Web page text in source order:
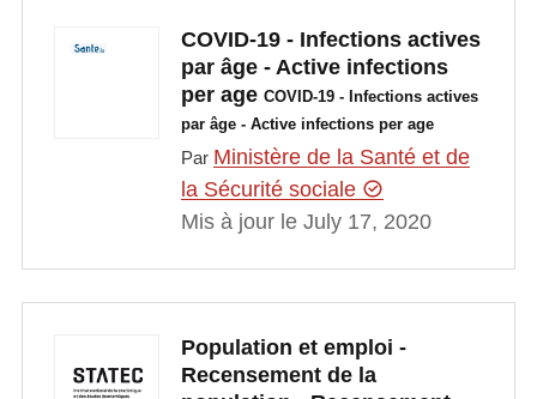
COVID-19 - Infections actives
par âge - Active infections
per age COVID-19 - Infections actives
par âge - Active infections per age
Par Ministère de la Santé et de
la Sécurité sociale
Mis à jour le July 17, 2020
Population et emploi -
Recensement de la